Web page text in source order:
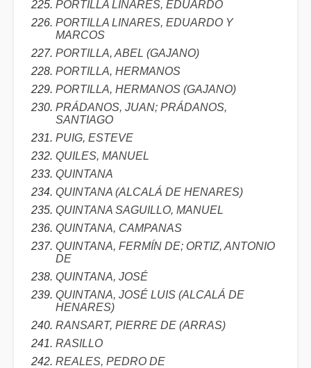
PORTILLA LINARES, EDUARDO
PORTILLA LINARES, EDUARDO Y
MARCOS
PORTILLA, ABEL (GAJANO)
PORTILLA, HERMANOS
PORTILLA, HERMANOS (GAJANO)
PRÁDANOS, JUAN; PRÁDANOS,
SANTIAGO
PUIG, ESTEVE
QUILES, MANUEL
QUINTANA
QUINTANA (ALCALÁ DE HENARES)
QUINTANA SAGUILLO, MANUEL
QUINTANA, CAMPANAS
QUINTANA, FERMÍN DE; ORTIZ, ANTONIO
DE
QUINTANA, JOSÉ
QUINTANA, JOSÉ LUIS (ALCALÁ DE
HENARES)
RANSART, PIERRE DE (ARRAS)
RASILLO
REALES, PEDRO DE